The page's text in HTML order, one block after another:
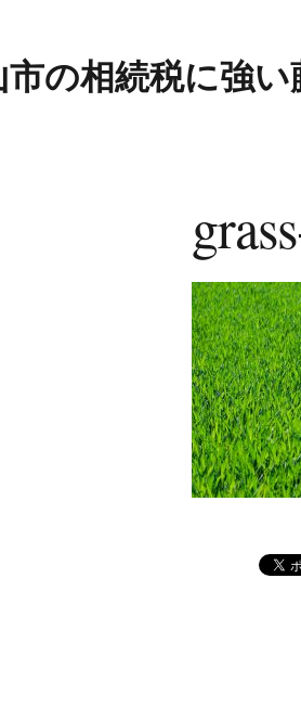
の相続税に強